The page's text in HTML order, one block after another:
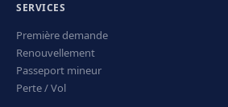
SERVICES
Première demande
Renouvellement
Passeport mineur
Perte / Vol